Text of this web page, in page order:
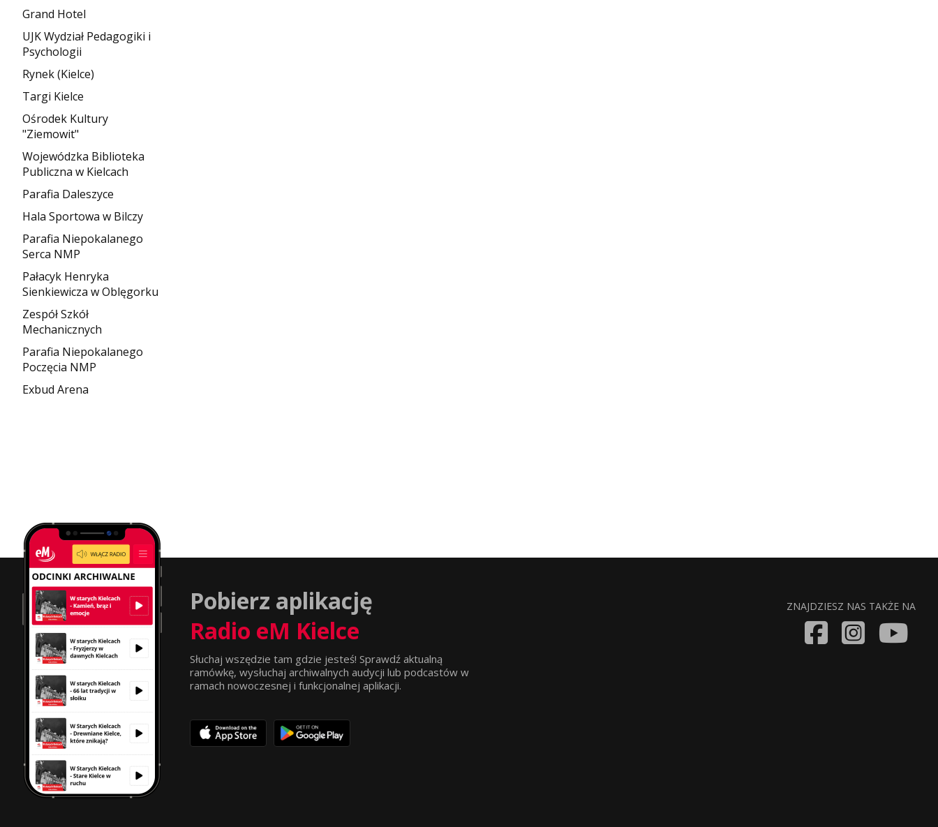
Grand Hotel
UJK Wydział Pedagogiki i
Psychologii
Rynek (Kielce)
Targi Kielce
Ośrodek Kultury
"Ziemowit"
Wojewódzka Biblioteka
Publiczna w Kielcach
Parafia Daleszyce
Hala Sportowa w Bilczy
Parafia Niepokalanego
Serca NMP
Pałacyk Henryka
Sienkiewicza w Oblęgorku
Zespół Szkół
Mechanicznych
Parafia Niepokalanego
Poczęcia NMP
Exbud Arena
Pobierz aplikację
Radio eM Kielce
Słuchaj wszędzie tam gdzie jesteś! Sprawdź aktualną
ramówkę, wysłuchaj archiwalnych audycji lub podcastów w
ramach nowoczesnej i funkcjonalnej aplikacji.
ZNAJDZIESZ NAS TAKŻE NA